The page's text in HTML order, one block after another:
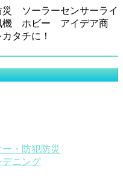
ソーラーセンサーライ
機 ホビー アイデア商
タチに！
・防犯防災
デニング